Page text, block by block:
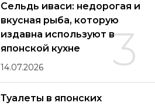
3
Сельдь иваси: недорогая и
вкусная рыба, которую
издавна используют в
японской кухне
14.07.2026
Туалеты в японских